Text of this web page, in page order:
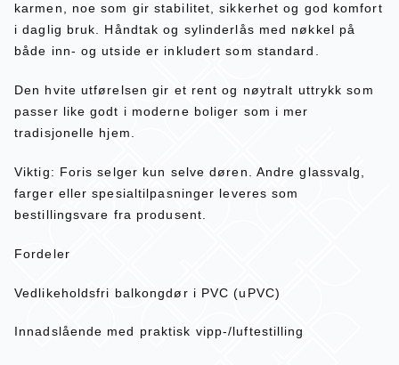
karmen, noe som gir stabilitet, sikkerhet og god komfort
i daglig bruk. Håndtak og sylinderlås med nøkkel på
både inn- og utside er inkludert som standard.
Den hvite utførelsen gir et rent og nøytralt uttrykk som
passer like godt i moderne boliger som i mer
tradisjonelle hjem.
Viktig: Foris selger kun selve døren. Andre glassvalg,
farger eller spesialtilpasninger leveres som
bestillingsvare fra produsent.
Fordeler
Vedlikeholdsfri balkongdør i PVC (uPVC)
Innadslående med praktisk vipp-/luftestilling